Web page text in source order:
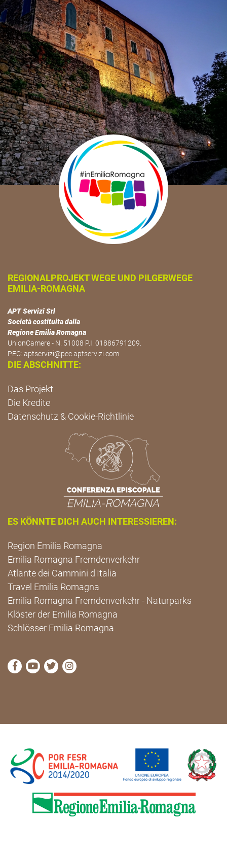
REGIONALPROJEKT WEGE UND PILGERWEGE
EMILIA-ROMAGNA
APT Servizi Srl
Società costituita dalla
Regione Emilia Romagna
UnionCamere - N. 51008 P.I. 01886791209.
PEC: aptservizi@pec.aptservizi.com
DIE ABSCHNITTE:
Das Projekt
Die Kredite
Datenschutz & Cookie-Richtlinie
ES KÖNNTE DICH AUCH INTERESSIEREN:
Region Emilia Romagna
Emilia Romagna Fremdenverkehr
Atlante dei Cammini d'Italia
Travel Emilia Romagna
Emilia Romagna Fremdenverkehr - Naturparks
Klöster der Emilia Romagna
Schlösser Emilia Romagna
die Seite Facebook von Cammini Emilia-Romagna
die Seite YouTube von Cammini Emilia-
die Seite Twitter von Cammini Emilia-
die Seite Instagram von Cammini